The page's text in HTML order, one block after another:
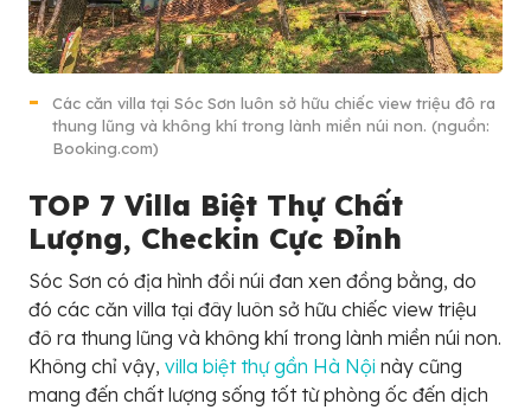
Các căn villa tại Sóc Sơn luôn sở hữu chiếc view triệu đô ra
thung lũng và không khí trong lành miền núi non. (nguồn:
Booking.com)
TOP 7 Villa Biệt Thự Chất
Lượng, Checkin Cực Đỉnh
Sóc Sơn có địa hình đồi núi đan xen đồng bằng, do
đó các căn villa tại đây luôn sở hữu chiếc view triệu
đô ra thung lũng và không khí trong lành miền núi non.
Không chỉ vậy, villa biệt thự gần Hà Nội này cũng
mang đến chất lượng sống tốt từ phòng ốc đến dịch